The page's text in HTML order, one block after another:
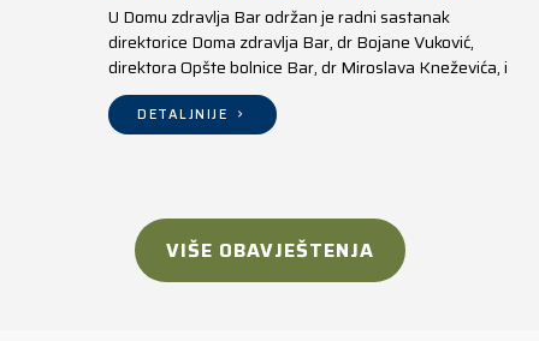
U Domu zdravlja Bar održan je radni sastanak
direktorice Doma zdravlja Bar, dr Bojane Vuković,
direktora Opšte bolnice Bar, dr Miroslava Kneževića, i
direktora Doma zdravlja Ulcinj, Kreshnika Mustafe.
DETALJNIJE
VIŠE OBAVJEŠTENJA